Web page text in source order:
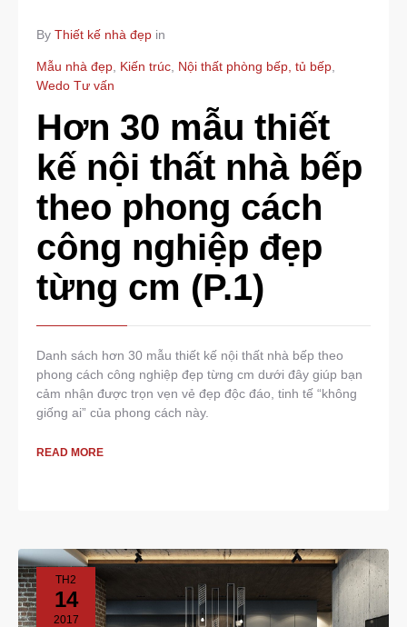
By Thiết kế nhà đẹp in
Mẫu nhà đẹp Kiến trúc Nội thất phòng bếp, tủ bếp
Wedo Tư vấn
Hơn 30 mẫu thiết
kế nội thất nhà bếp
theo phong cách
công nghiệp đẹp
từng cm (P.1)
Danh sách hơn 30 mẫu thiết kế nội thất nhà bếp theo
phong cách công nghiệp đẹp từng cm dưới đây giúp bạn
cảm nhận được trọn vẹn vẻ đẹp độc đáo, tinh tế “không
giống ai” của phong cách này.
READ MORE
TH2
14
2017